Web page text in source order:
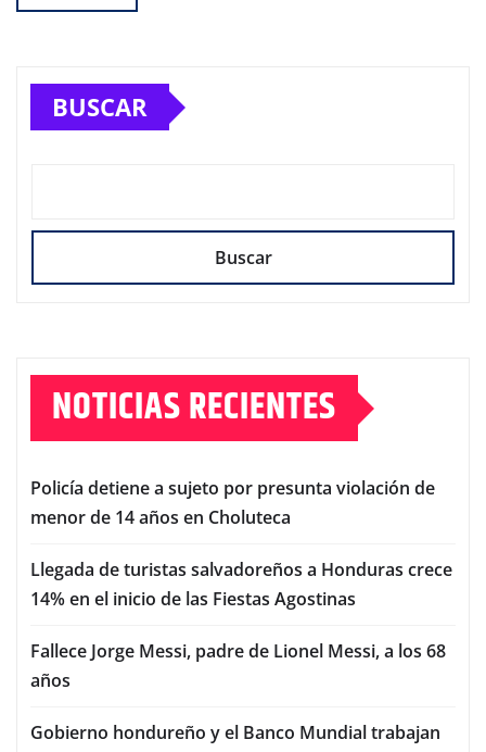
BUSCAR
Buscar
NOTICIAS RECIENTES
Policía detiene a sujeto por presunta violación de
menor de 14 años en Choluteca
Llegada de turistas salvadoreños a Honduras crece
14% en el inicio de las Fiestas Agostinas
Fallece Jorge Messi, padre de Lionel Messi, a los 68
años
Gobierno hondureño y el Banco Mundial trabajan